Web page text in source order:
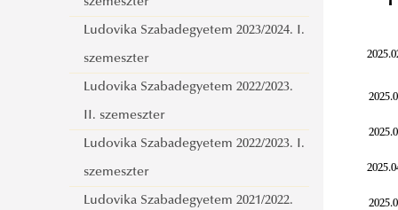
Ludovika Szabadegyetem 2023/2024. I.
szemeszter
Ludovika Szabadegyetem 2022/2023.
II. szemeszter
Ludovika Szabadegyetem 2022/2023. I.
szemeszter
Ludovika Szabadegyetem 2021/2022.